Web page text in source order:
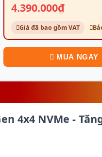
4.390.000₫
Giá đã bao gồm VAT
MUA NGAY
4x4 NVMe -